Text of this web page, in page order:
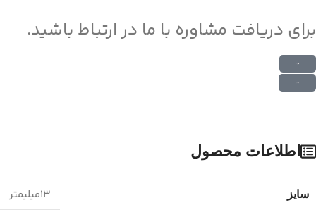
برای دریافت مشاوره با ما در ارتباط باشید.
اطلاعات محصول
سایز 13میلیمتر